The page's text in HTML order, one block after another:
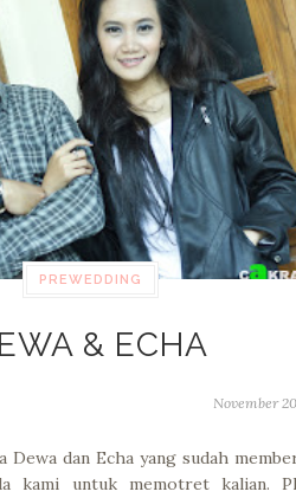
PREWEDDING
& ECHA
November
Dewa dan Echa yang sudah
kami untuk memotret kalian.